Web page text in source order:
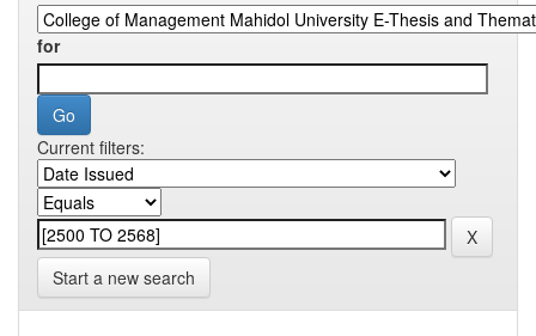
for
Current filters:
Start a new search